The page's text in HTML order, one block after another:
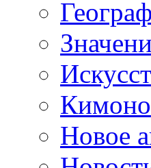
Кимоно
Новое